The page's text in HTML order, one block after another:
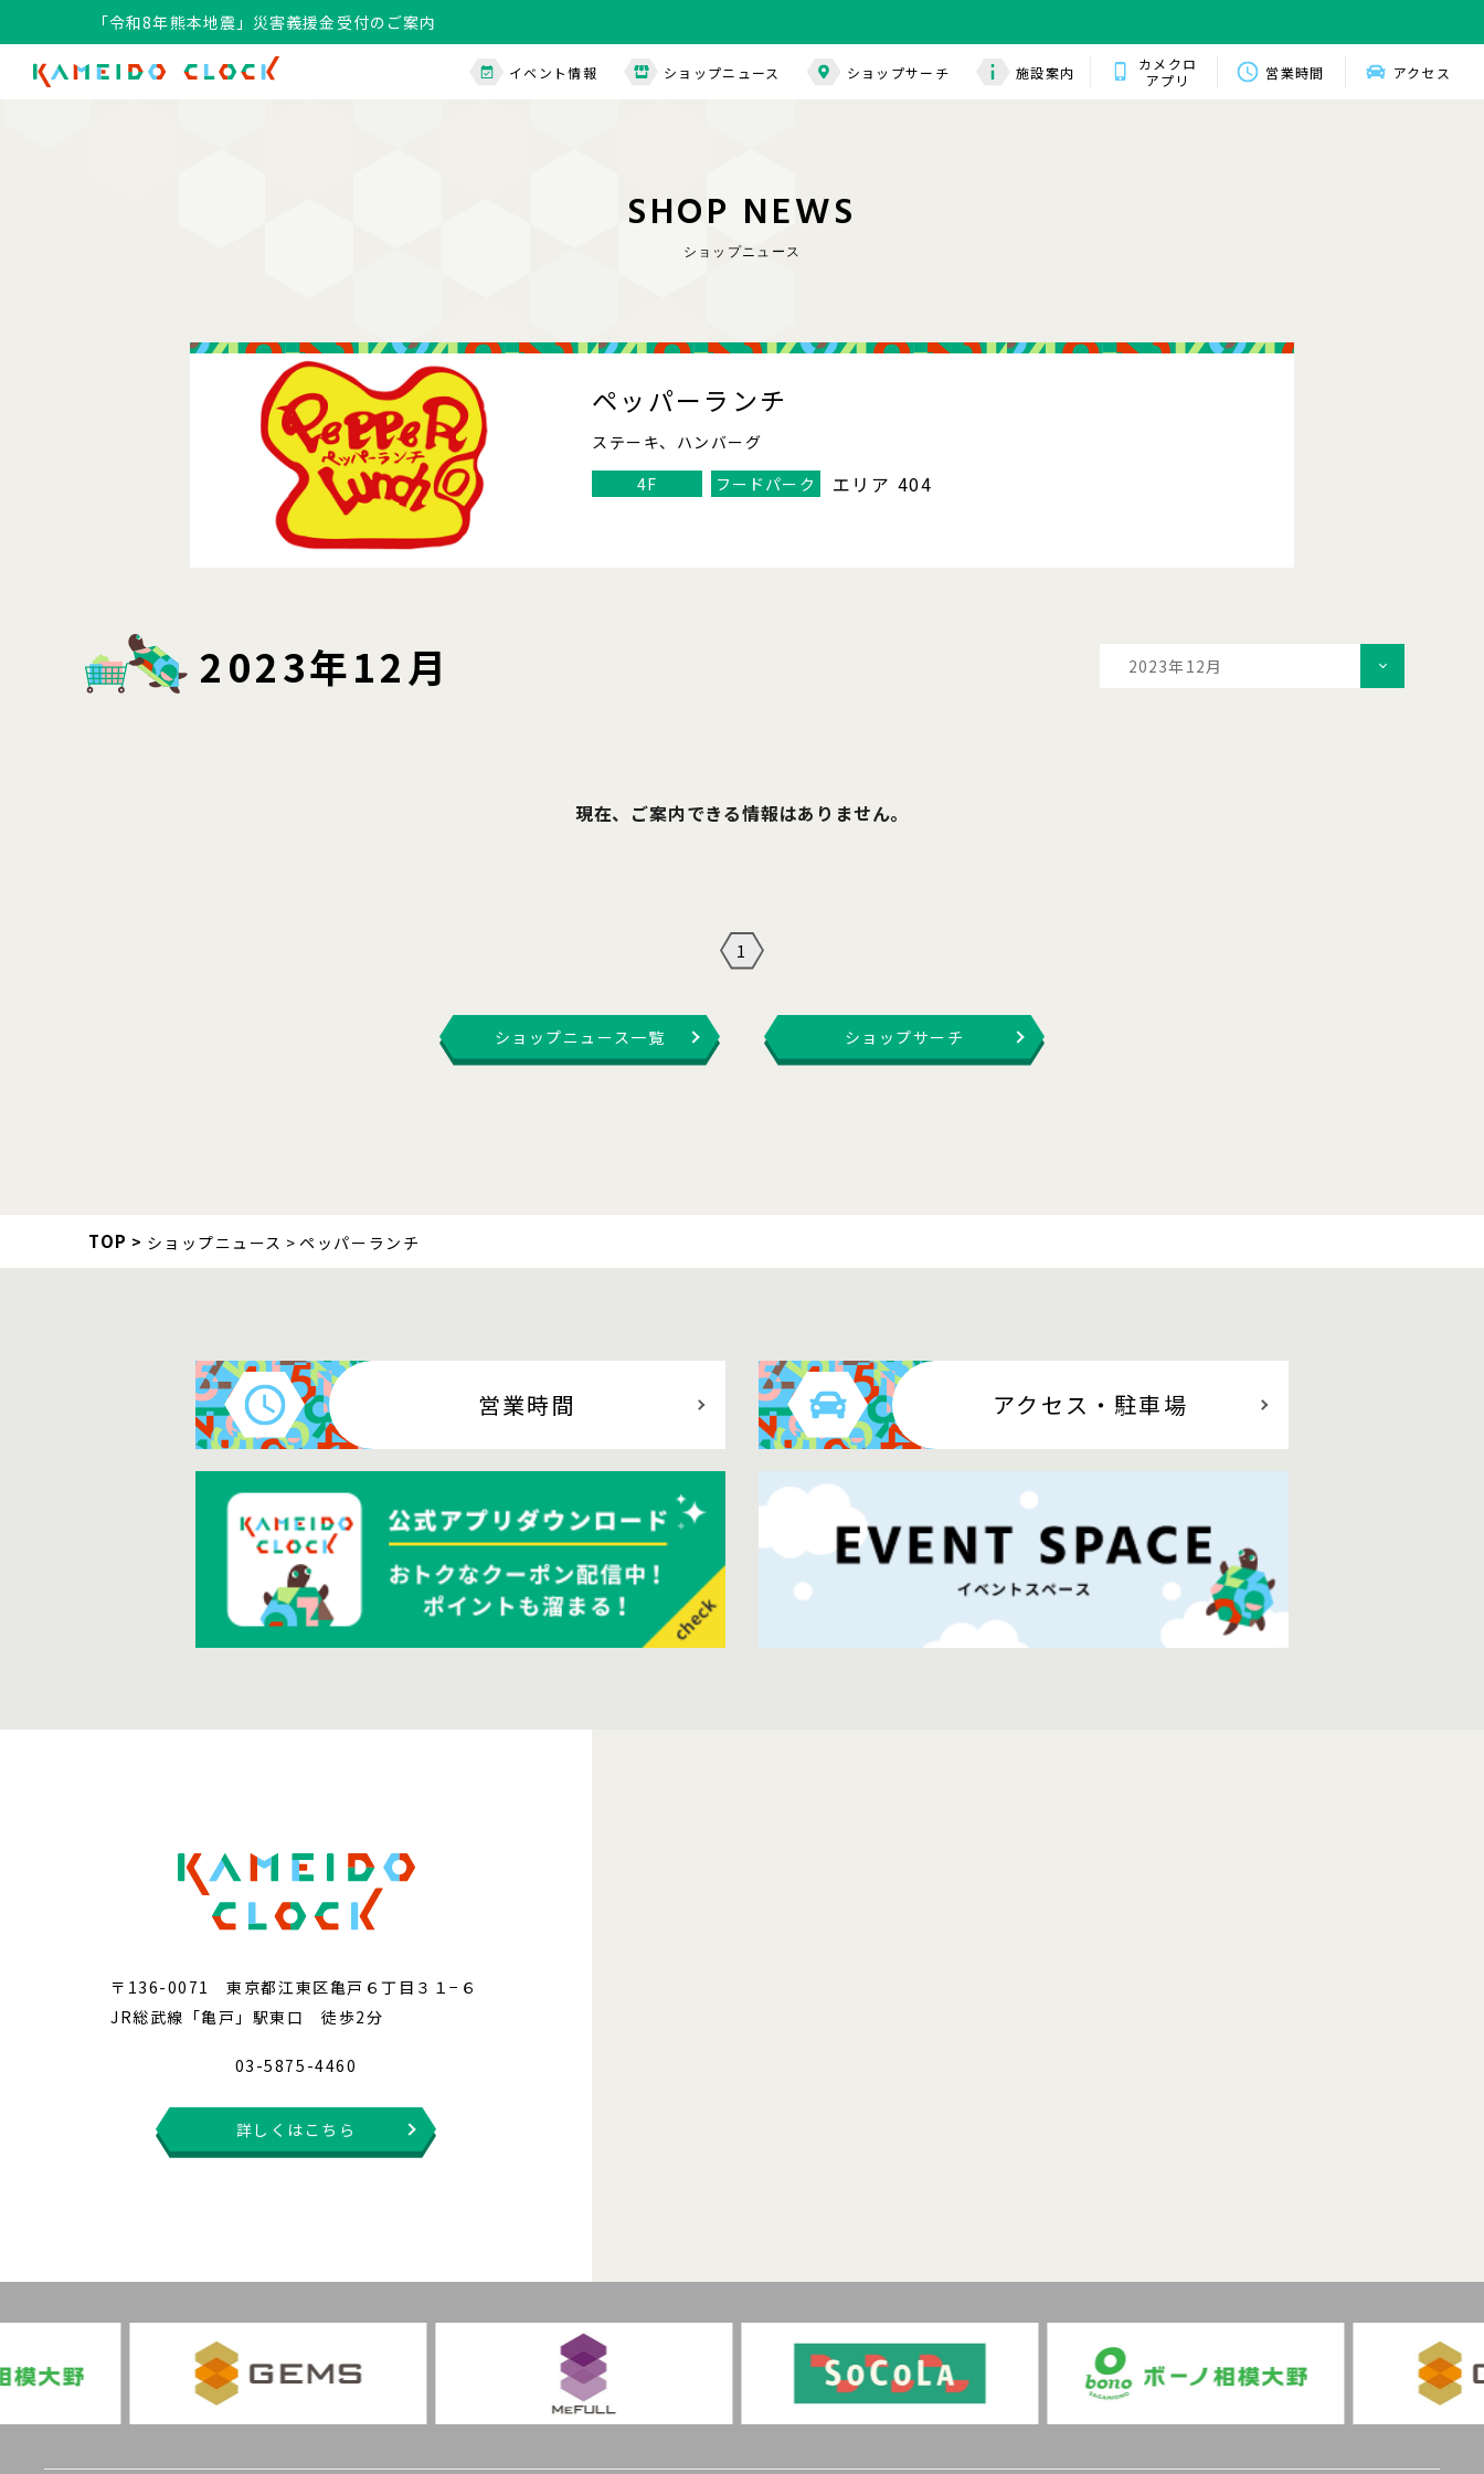
「令和8年熊本地震」災害義援金受付のご案内
イベント情報 ショップニュース ショップサーチ 施設案内
カメクロ
アプリ
営業時間 アクセス
SHOP NEWS
ショップニュース
ペッパーランチ
ステーキ、ハンバーグ
4F
フードパーク エリア 404
2023年12月
2023年12月
現在、ご案内できる情報はありません。
1
ショップニュース一覧 ショップサーチ
TOP ショップニュース ペッパーランチ
営業時間 アクセス ・駐車場
〒136-0071 東京都江東区亀戸６丁目３１−６
JR総武線「亀戸」駅東口 徒歩2分
03-5875-4460
詳しくはこちら